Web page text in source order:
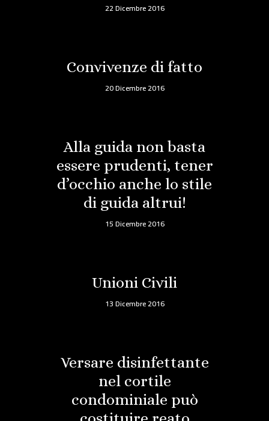
22 Dicembre 2016
Convivenze di fatto
20 Dicembre 2016
Alla guida non basta
essere prudenti, tener
d’occhio anche lo stile
di guida altrui!
15 Dicembre 2016
Unioni Civili
13 Dicembre 2016
Versare disinfettante
nel cortile
condominiale può